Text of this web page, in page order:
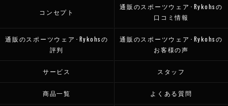
コンセプト
通販のスポーツウェア･Rykohsの
口コミ情報
通販のスポーツウェア･Rykohsの
評判
通販のスポーツウェア･Rykohsの
お客様の声
サービス スタッフ
商品一覧 よくある質問